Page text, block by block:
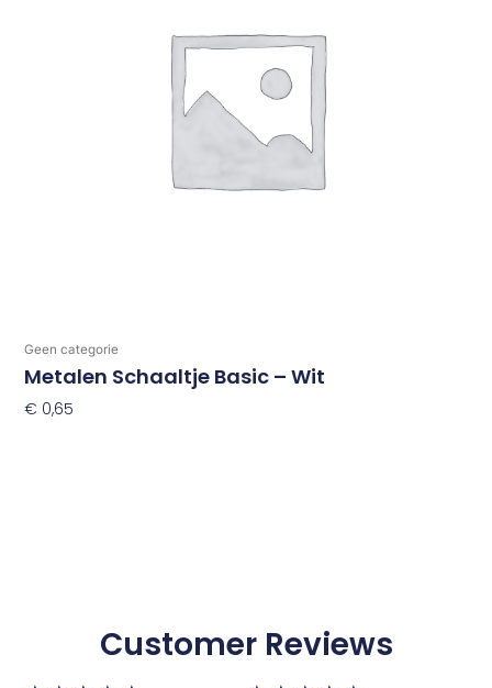
Geen categorie
Metalen Schaaltje Basic – Wit
€ 0,65
Customer Reviews